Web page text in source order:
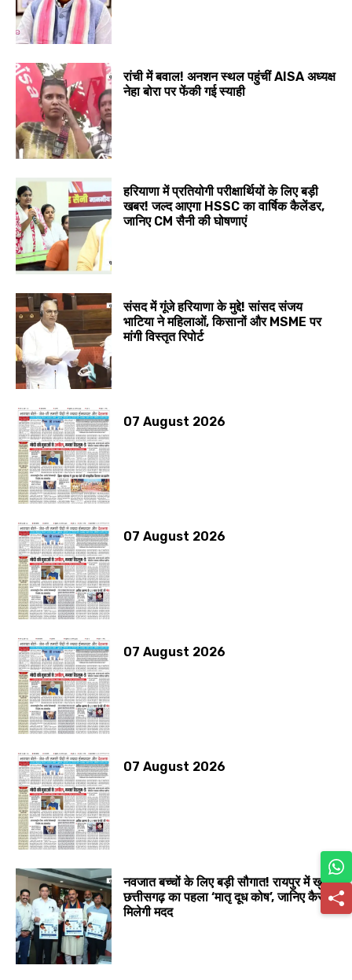
रांची में बवाल! अनशन स्थल पहुंचीं AISA अध्यक्ष
नेहा बोरा पर फेंकी गई स्याही
हरियाणा में प्रतियोगी परीक्षार्थियों के लिए बड़ी
खबर! जल्द आएगा HSSC का वार्षिक कैलेंडर,
जानिए CM सैनी की घोषणाएं
संसद में गूंजे हरियाणा के मुद्दे! सांसद संजय
भाटिया ने महिलाओं, किसानों और MSME पर
मांगी विस्तृत रिपोर्ट
07 August 2026
07 August 2026
07 August 2026
07 August 2026
नवजात बच्चों के लिए बड़ी सौगात! रायपुर में खुला
छत्तीसगढ़ का पहला ‘मातृ दूध कोष’, जानिए कैसे
मिलेगी मदद